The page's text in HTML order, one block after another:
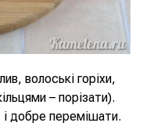
волоські горіхи,
– порізати).
добре перемішати.